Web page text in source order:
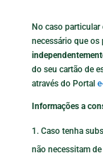
No caso
necessário que os
do seu cartão de
através do Portal
Informações a
Caso tenha
não necessitam